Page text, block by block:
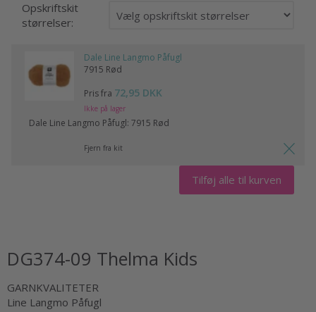
Opskriftskit
størrelser:
Dale Line Langmo Påfugl
7915 Rød
Dale Line Langmo Påfugl: 7915 Rød
Pris fra 72,95 DKK
Ikke på lager
Fjern fra kit
Tilføj alle til kurven
DG374-09 Thelma Kids
GARNKVALITETER
Line Langmo Påfugl